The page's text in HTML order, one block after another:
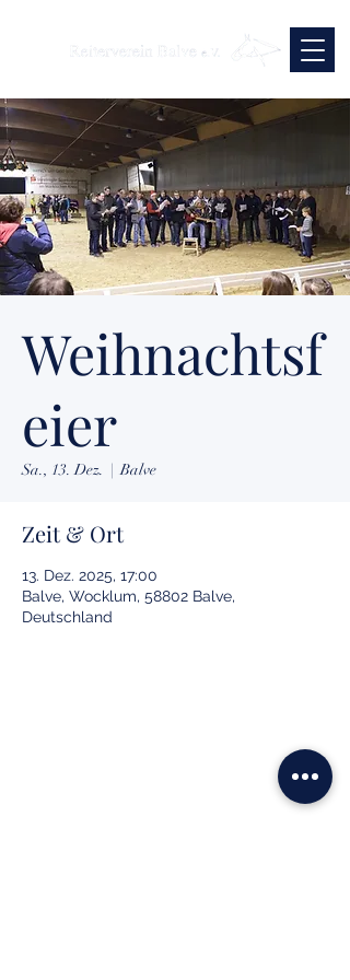
Weihnachtsf
eier
Sa., 13. Dez.
  |
Balve
Zeit & Ort
13. Dez. 2025, 17:00
Balve, Wocklum, 58802 Balve,
Deutschland
Reiterverein Balve e.V.